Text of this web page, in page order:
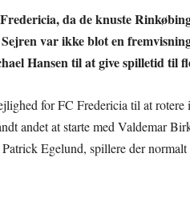
da de knuste
var ikke blot en
Hansen til at give spilletid til
for FC Fredericia til at rotere
andet at starte med Valdemar
Egelund, spillere der